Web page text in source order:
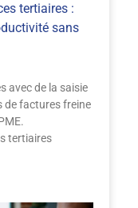
tertiaires :
sans
avec de la saisie
de factures freine
tertiaires